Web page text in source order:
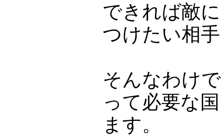
できれば敵
つけたい相
そんなわけ
って必要な
ます。